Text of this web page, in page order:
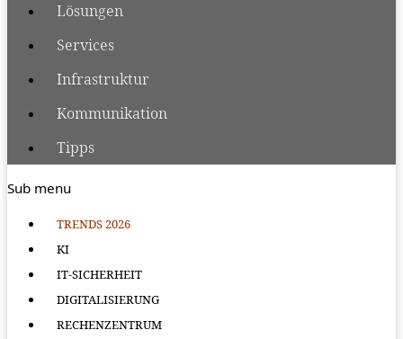
Lösungen
Services
Infrastruktur
Kommunikation
Tipps
Sub menu
TRENDS 2026
KI
IT-SICHERHEIT
DIGITALISIERUNG
RECHENZENTRUM